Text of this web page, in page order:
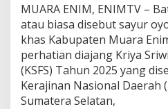
n
d
A
j
a
n
MUARA ENIM, ENIMTV –
atau biasa disebut sayur
khas Kabupaten Muara
perhatian diajang Kriya
(KSFS) Tahun 2025 yang
Kerajinan Nasional Daerah
Sumatera Selatan,